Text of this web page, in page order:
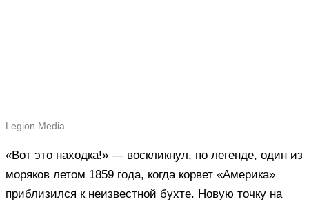
Legion Media
«Вот это находка!» — воскликнул, по легенде, один из
моряков летом 1859 года, когда корвет «Америка»
приблизился к неизвестной бухте. Новую точку на